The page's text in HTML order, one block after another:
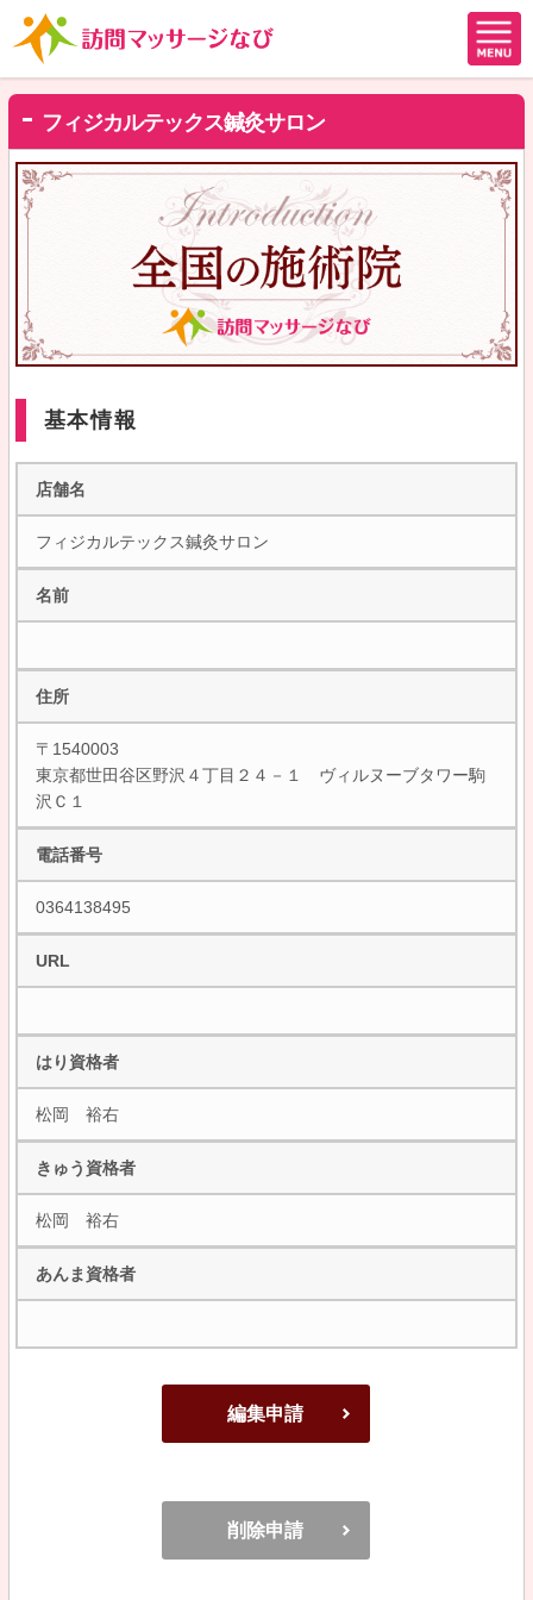
フィジカルテックス鍼灸サロン
基本情報
店舗名
フィジカルテックス鍼灸サロン
名前
住所
〒1540003
東京都世田谷区野沢４丁目２４－１ ヴィルヌーブタワー駒
沢Ｃ１
電話番号
0364138495
URL
はり資格者
松岡 裕右
きゅう資格者
松岡 裕右
あんま資格者
編集申請
削除申請